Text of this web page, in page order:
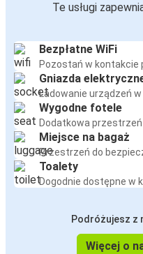
Te usługi
Bezpłatne WiFi
Pozostań w kontakcie
Gniazda
Ładowanie urządzeń
Wygodne fotele
Dodatkowa
Miejsce na bagaż
Przestrzeń do
Toalety
Dogodnie dostępne w
Podróżujesz z
Więcej o